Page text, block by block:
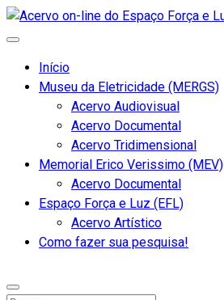
Início
Museu da Eletricidade (MERGS)
Acervo Audiovisual
Acervo Documental
Acervo Tridimensional
Memorial Erico Verissimo (MEV)
Acervo Documental
Espaço Força e Luz (EFL)
Acervo Artístico
Como fazer sua pesquisa!